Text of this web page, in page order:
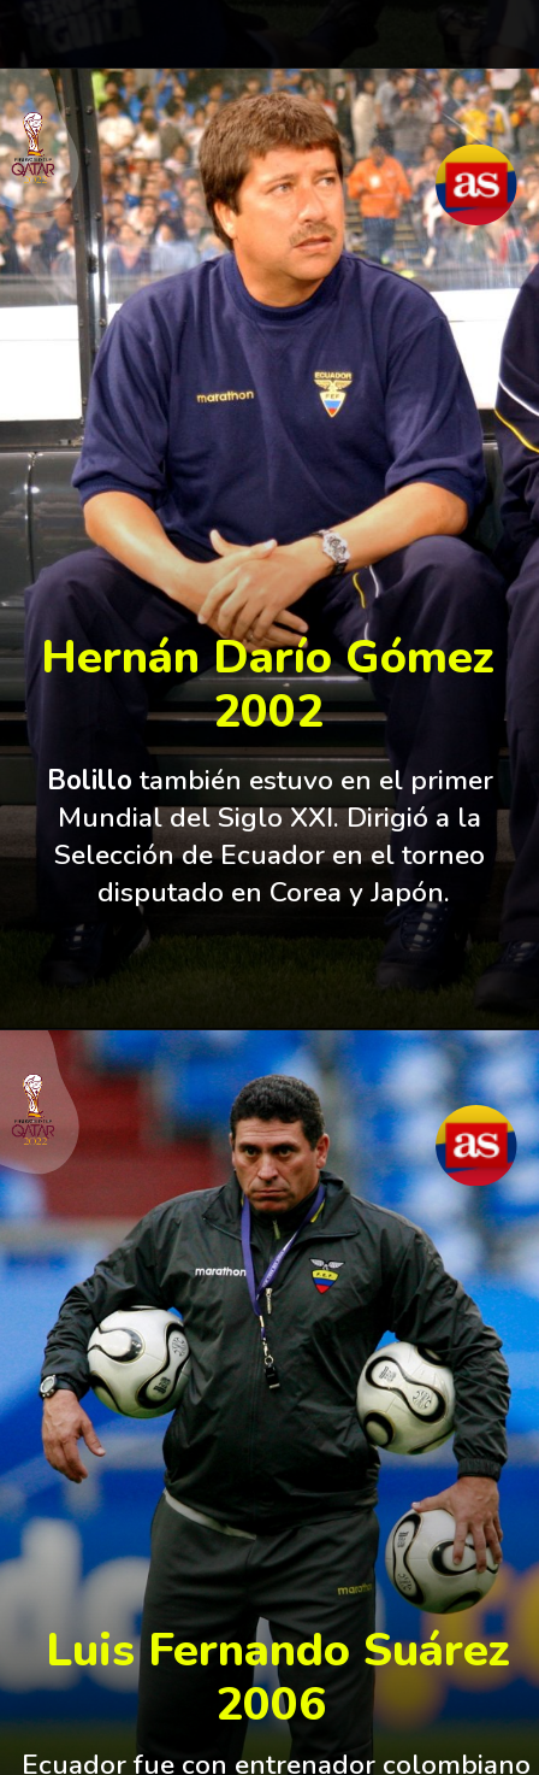
Bolillo también estuvo en el primer
Mundial del Siglo XXI. Dirigió a la
Selección de Ecuador en el torneo
disputado en Corea y Japón.
Hernán Darío Gómez
2002
Ecuador fue con entrenador colombiano
Luis Fernando Suárez
2006